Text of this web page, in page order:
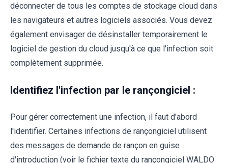
déconnecter de tous les comptes de stockage cloud dans
les navigateurs et autres logiciels associés. Vous devez
également envisager de désinstaller temporairement le
logiciel de gestion du cloud jusqu'à ce que l'infection soit
complètement supprimée.
Identifiez l'infection par le rançongiciel :
Pour gérer correctement une infection, il faut d'abord
l'identifier. Certaines infections de rançongiciel utilisent
des messages de demande de rançon en guise
d'introduction (voir le fichier texte du rançongiciel WALDO